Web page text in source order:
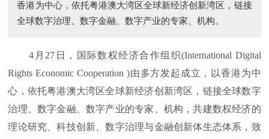
香港为中心，依托粤港澳大湾区全球新经济创新湾区，链接
全球数字治理、数字金融、数字产业的专家、机构。
4月27日，国际数权经济合作组织(International Digital
Rights Economic Cooperation )由多方发起成立，以香港为中
心，依托粤港澳大湾区全球新经济创新湾区，链接全球数字
治理、数字金融、数字产业的专家、机构，共建数权经济的
理论研究、科技创新、数字治理与金融创新体生态体系，致